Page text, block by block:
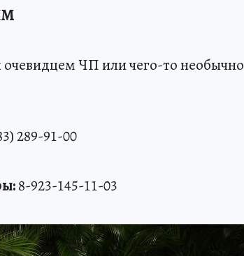
очевидцем ЧП или чего-то
289-91-00
8-923-145-11-03